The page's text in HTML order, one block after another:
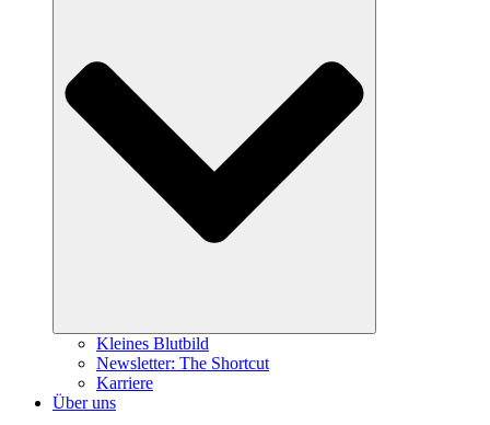
Kleines Blutbild
Newsletter: The Shortcut
Karriere
Über uns